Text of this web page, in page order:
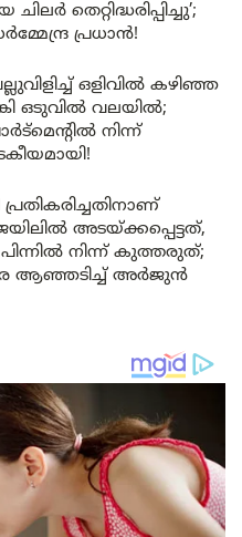
തെറ്റിദ്ധരിപ്പിച്ചു’;
പ്രധാൻ!
ഒളിവിൽ കഴിഞ്ഞ
ഒടുവിൽ വലയിൽ;
നിന്ന്
പ്രതികരിച്ചതിനാണ്
അടയ്ക്കപ്പെട്ടത്,
നിന്ന് കുത്തരുത്;
ആഞ്ഞടിച്ച് അർജുൻ